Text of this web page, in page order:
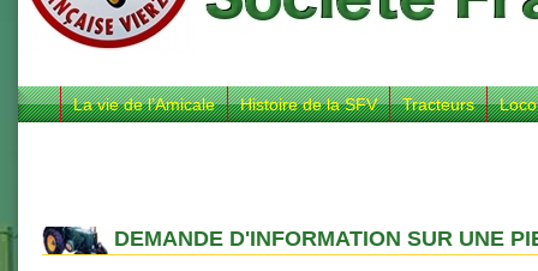
La vie de l’Amicale Histoire de la SFV Tracteurs
DEMANDE D'INFORMATION SUR UNE